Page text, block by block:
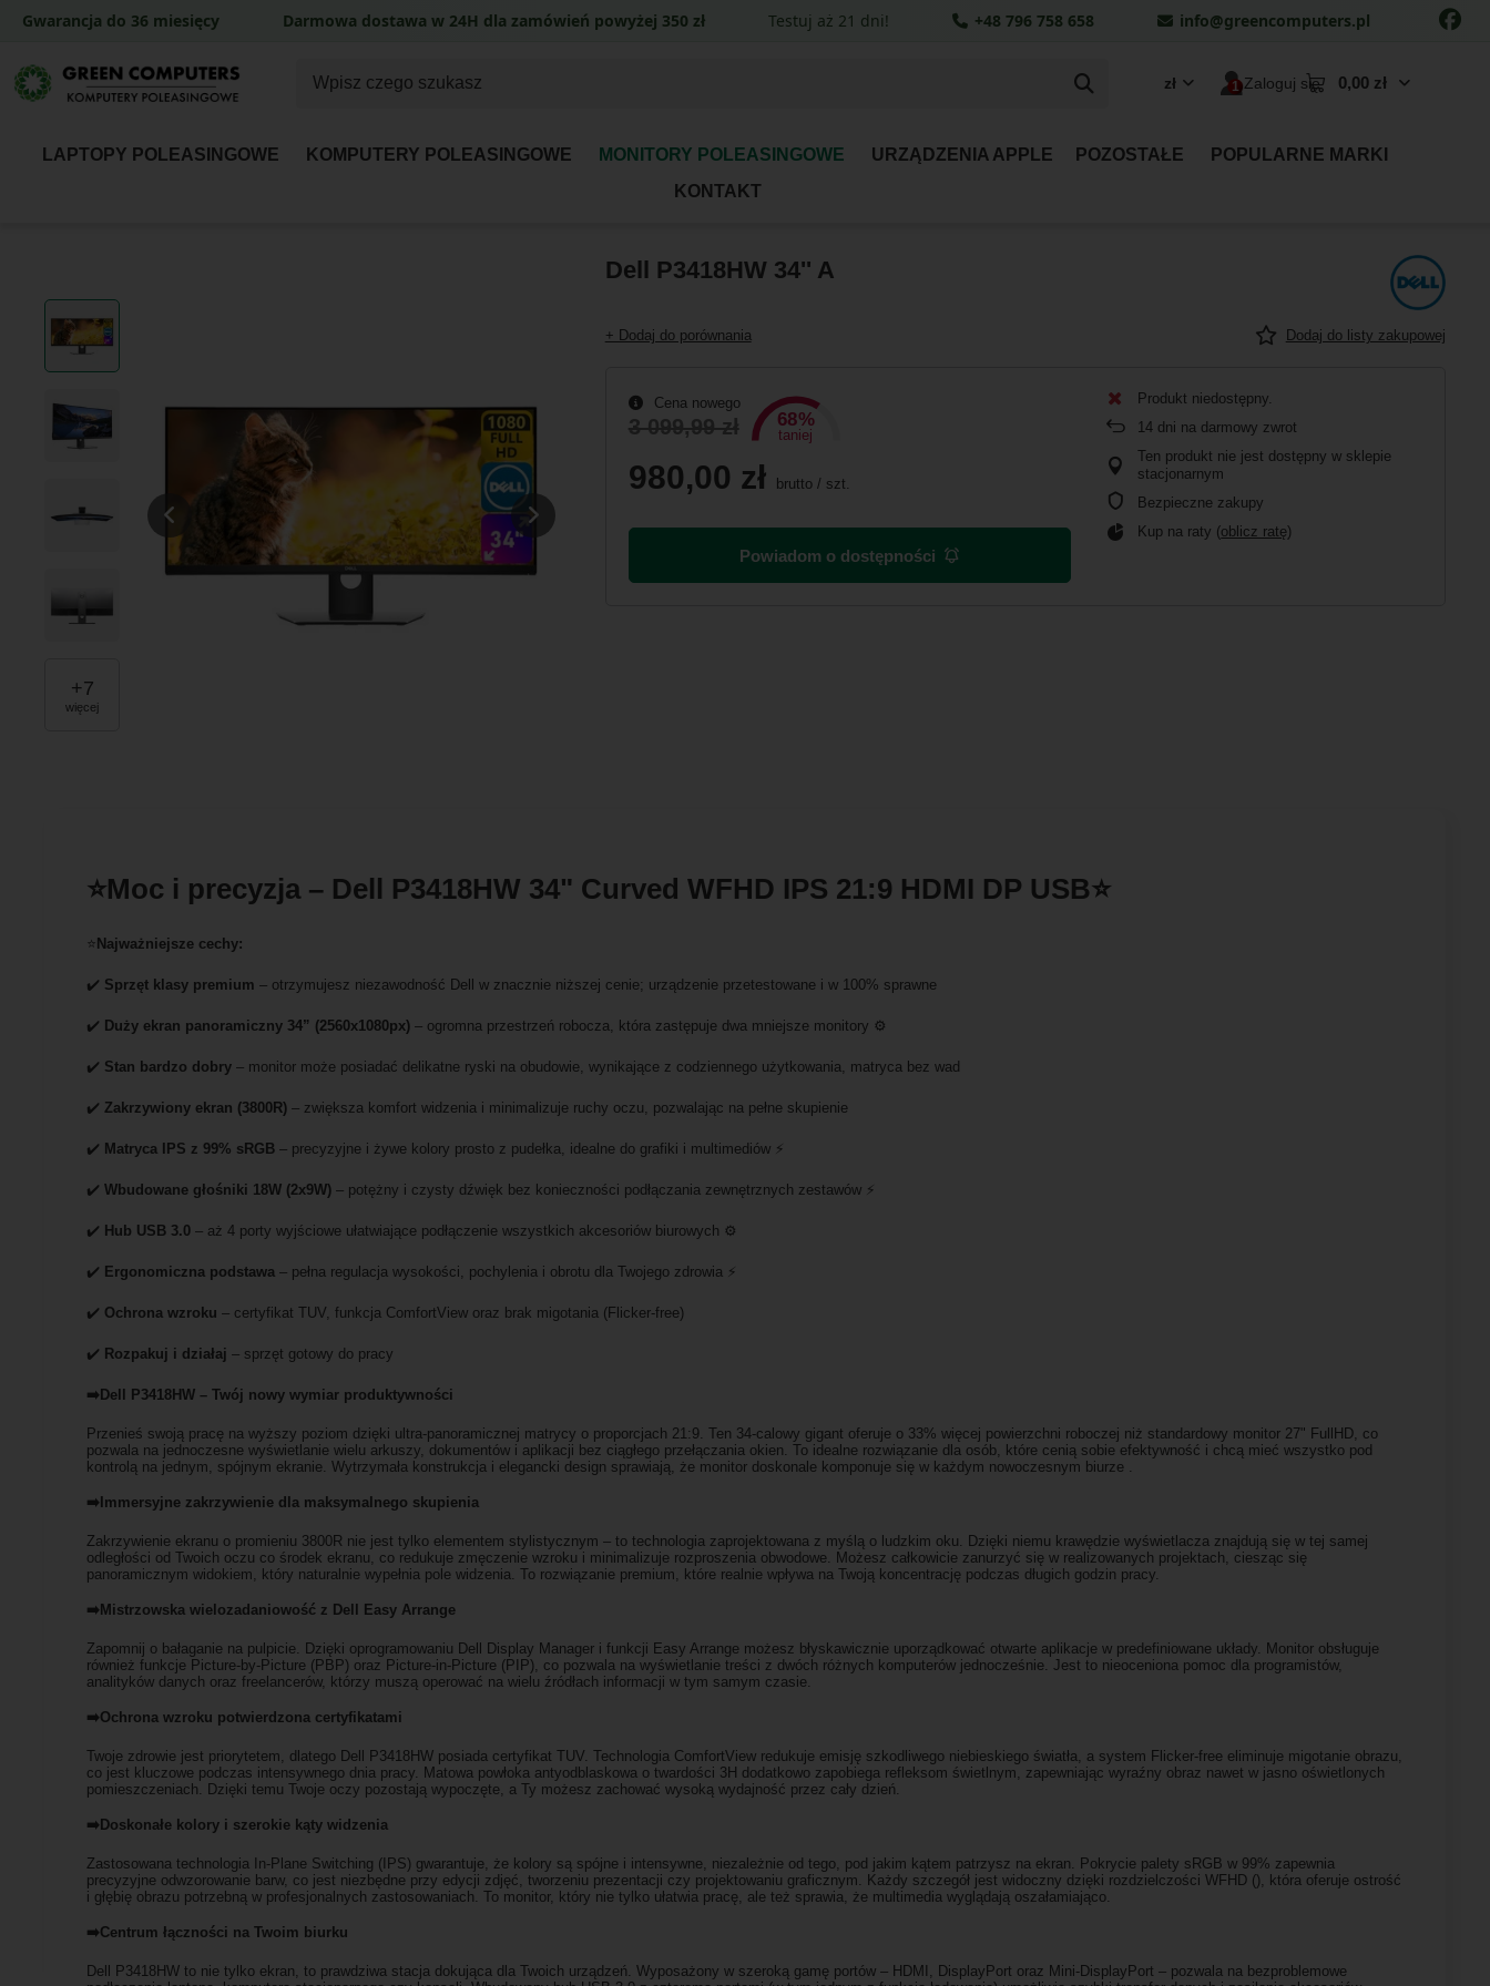
zł Zaloguj się 0,00 zł
LAPTOPY POLEASINGOWE KOMPUTERY POLEASINGOWE MONITORY POLEASINGOWE URZĄDZENIA APPLE POZOSTAŁE
POPULARNE MARKI
KONTAKT
+7
więcej
Dell P3418HW 34'' A
+ Dodaj do porównania Dodaj do listy zakupowej
Cena nowego
3 099,99 zł 68%
taniej
980,00 zł brutto/ szt.
Powiadom o dostępności
Produkt niedostępny
14 dni na darmowy zwrot
Ten produkt nie jest dostępny w sklepie
stacjonarnym
Bezpieczne zakupy
Kup na raty (oblicz ratę)
⭐Moc i precyzja – Dell P3418HW 34" Curved WFHD IPS 21:9 HDMI DP USB⭐
⭐ Najważniejsze cechy:
✔️ Sprzęt klasy premium – otrzymujesz niezawodność Dell w znacznie niższej cenie; urządzenie przetestowane i w 100% sprawne
✔️ Duży ekran panoramiczny 34” (2560x1080px) – ogromna przestrzeń robocza, która zastępuje dwa mniejsze monitory ⚙️
✔️ Stan bardzo dobry – monitor może posiadać delikatne ryski na obudowie, wynikające z codziennego użytkowania, matryca bez wad
✔️Zakrzywiony ekran (3800R) – zwiększa komfort widzenia i minimalizuje ruchy oczu, pozwalając na pełne skupienie
✔️ Matryca IPS z 99% sRGB – precyzyjne i żywe kolory prosto z pudełka, idealne do grafiki i multimediów ⚡
✔️Wbudowane głośniki 18W (2x9W) – potężny i czysty dźwięk bez konieczności podłączania zewnętrznych zestawów ⚡
✔️ Hub USB 3.0 – aż 4 porty wyjściowe ułatwiające podłączenie wszystkich akcesoriów biurowych ⚙️
✔️ Ergonomiczna podstawa – pełna regulacja wysokości, pochylenia i obrotu dla Twojego zdrowia ⚡
✔️ Ochrona wzroku – certyfikat TUV, funkcja ComfortView oraz brak migotania (Flicker-free)
✔️ Rozpakuj i działaj – sprzęt gotowy do pracy
➡️Dell P3418HW – Twój nowy wymiar produktywności
Przenieś swoją pracę na wyższy poziom dzięki ultra-panoramicznej matrycy o proporcjach 21:9. Ten 34-calowy gigant oferuje o 33% więcej powierzchni roboczej niż standardowy monitor 27" FullHD, co
pozwala na jednoczesne wyświetlanie wielu arkuszy, dokumentów i aplikacji bez ciągłego przełączania okien. To idealne rozwiązanie dla osób, które cenią sobie efektywność i chcą mieć wszystko pod
kontrolą na jednym, spójnym ekranie. Wytrzymała konstrukcja i elegancki design sprawiają, że monitor doskonale komponuje się w każdym nowoczesnym biurze .
➡️Immersyjne zakrzywienie dla maksymalnego skupienia
Zakrzywienie ekranu o promieniu 3800R nie jest tylko elementem stylistycznym – to technologia zaprojektowana z myślą o ludzkim oku. Dzięki niemu krawędzie wyświetlacza znajdują się w tej samej
odległości od Twoich oczu co środek ekranu, co redukuje zmęczenie wzroku i minimalizuje rozproszenia obwodowe. Możesz całkowicie zanurzyć się w realizowanych projektach, ciesząc się
panoramicznym widokiem, który naturalnie wypełnia pole widzenia. To rozwiązanie premium, które realnie wpływa na Twoją koncentrację podczas długich godzin pracy.
➡️Mistrzowska wielozadaniowość z Dell Easy Arrange
Zapomnij o bałaganie na pulpicie. Dzięki oprogramowaniu Dell Display Manager i funkcji Easy Arrange możesz błyskawicznie uporządkować otwarte aplikacje w predefiniowane układy. Monitor obsługuje
również funkcje Picture-by-Picture (PBP) oraz Picture-in-Picture (PIP), co pozwala na wyświetlanie treści z dwóch różnych komputerów jednocześnie. Jest to nieoceniona pomoc dla programistów,
analityków danych oraz freelancerów, którzy muszą operować na wielu źródłach informacji w tym samym czasie.
➡️Ochrona wzroku potwierdzona certyfikatami
Twoje zdrowie jest priorytetem, dlatego Dell P3418HW posiada certyfikat TUV. Technologia ComfortView redukuje emisję szkodliwego niebieskiego światła, a system Flicker-free eliminuje migotanie obrazu,
co jest kluczowe podczas intensywnego dnia pracy. Matowa powłoka antyodblaskowa o twardości 3H dodatkowo zapobiega refleksom świetlnym, zapewniając wyraźny obraz nawet w jasno oświetlonych
pomieszczeniach. Dzięki temu Twoje oczy pozostają wypoczęte, a Ty możesz zachować wysoką wydajność przez cały dzień.
➡️Doskonałe kolory i szerokie kąty widzenia
Zastosowana technologia In-Plane Switching (IPS) gwarantuje, że kolory są spójne i intensywne, niezależnie od tego, pod jakim kątem patrzysz na ekran. Pokrycie palety sRGB w 99% zapewnia
precyzyjne odwzorowanie barw, co jest niezbędne przy edycji zdjęć, tworzeniu prezentacji czy projektowaniu graficznym. Każdy szczegół jest widoczny dzięki rozdzielczości WFHD (), która oferuje ostrość
i głębię obrazu potrzebną w profesjonalnych zastosowaniach. To monitor, który nie tylko ułatwia pracę, ale też sprawia, że multimedia wyglądają oszałamiająco.
➡️Centrum łączności na Twoim biurku
Dell P3418HW to nie tylko ekran, to prawdziwa stacja dokująca dla Twoich urządzeń. Wyposażony w szeroką gamę portów – HDMI, DisplayPort oraz Mini-DisplayPort – pozwala na bezproblemowe
Gwarancja do 36 miesięcy Darmowa dostawa w 24H dla zamówień powyżej 350 zł Testuj aż 21 dni! +48 796 758 658 info@greencomputers.pl